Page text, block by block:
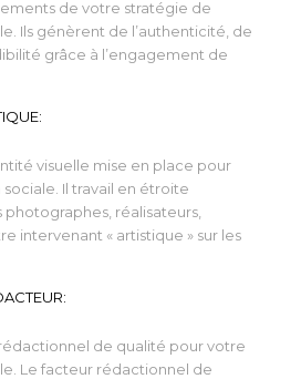
de votre stratégie de
Ils génèrent de l’authenticité, de
grâce à l’engagement de
visuelle mise en place pour
Il travail en étroite
réalisateurs,
intervenant « artistique » sur les
de qualité pour votre
Le facteur rédactionnel de